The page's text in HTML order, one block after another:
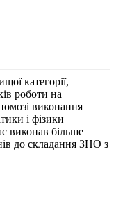
категорії,
роботи на
виконання
і фізики
виконав більше
до складання ЗНО з